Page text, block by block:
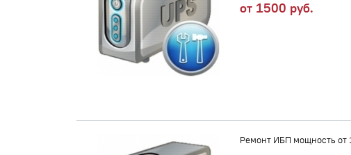
от 1500 руб.
Ремонт ИБП мощность от